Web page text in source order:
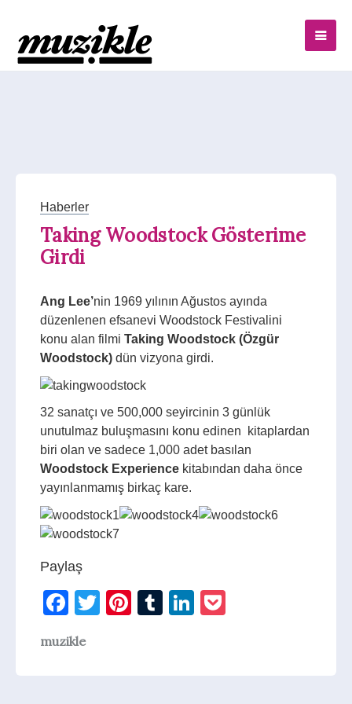
Haberler
Taking Woodstock Gösterime
Girdi
Ang Lee’nin 1969 yılının Ağustos ayında
düzenlenen efsanevi Woodstock Festivalini
konu alan filmi Taking Woodstock (Özgür
Woodstock) dün vizyona girdi.
32 sanatçı ve 500,000 seyircinin 3 günlük
unutulmaz buluşmasını konu edinen kitaplardan
biri olan ve sadece 1,000 adet basılan
Woodstock Experience kitabından daha önce
yayınlanmamış birkaç kare.
Paylaş
Facebook
TwitterPinterest
TumblrLinkedIn
muzikle